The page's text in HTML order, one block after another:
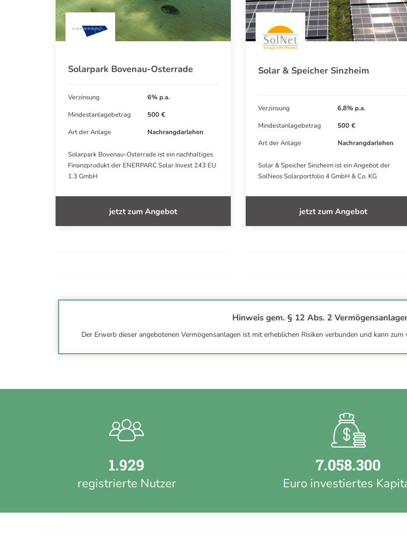
Solarpark Bovenau-Osterrade
Verzinsung
6% p.a.
Mindestanlagebetrag
500 €
Art der Anlage
Nachrangdarlehen
Solarpark Bovenau-Osterrade ist ein nachhaltiges
Finanzprodukt der ENERPARC Solar Invest 243 EU
1.3 GmbH
jetzt zum Angebot
Solar & Speicher Sinzheim
Verzinsung
6,8% p.a.
Mindestanlagebetrag
500 €
Art der Anlage
Nachrangdarlehen
Solar & Speicher Sinzheim ist ein Angebot der
SolNeos Solarportfolio 4 GmbH & Co. KG
jetzt zum Angebot
Hinweis gem. § 12 Abs. 2
Der Erwerb dieser angebotenen Vermögensanlagen ist mit erheblichen Risiken verbunden und kann
1.929
registrierte Nutzer
7.058.300
Euro investiertes